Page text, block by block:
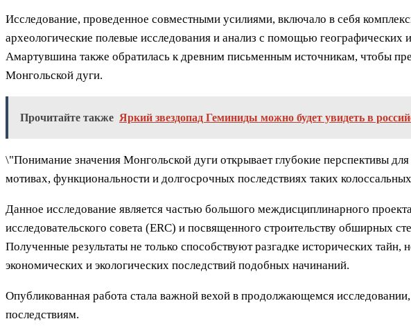
Исследование, проведенное совместными усилиями, включало в себя
археологические полевые исследования и анализ с помощью
Амартувшина также обратилась к древним письменным источникам, чтобы
Монгольской дуги.
Прочитайте также Яркий звездопад Геминиды можно будет увидеть в
\"Понимание значения Монгольской дуги открывает глубокие перспективы
мотивах, функциональности и долгосрочных последствиях таких
Данное исследование является частью большого междисциплинарного
исследовательского совета (ERC) и посвященного строительству обширных
Полученные результаты не только способствуют разгадке исторических
экономических и экологических последствий подобных начинаний.
Опубликованная работа стала важной вехой в продолжающемся
последствиям.